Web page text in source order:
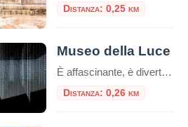
Distanza: 0,25 km
Museo della Luce
È affascinante, è divertente ed è sicuramente sorprendente. Benvenuti nel palazzo storico ricco di affascinanti installazioni luminose, illusioni avvincenti e un’atmosfera meravigliosa! L’esposizione del museo si sviluppa in uno spazio di 1000 m2 dove le installazioni luminose incontrano le invenzioni scientifiche e artistiche: l’arte della luce e l’ottica vengono esposte insieme a scoperte che hanno […]
Distanza: 0,26 km